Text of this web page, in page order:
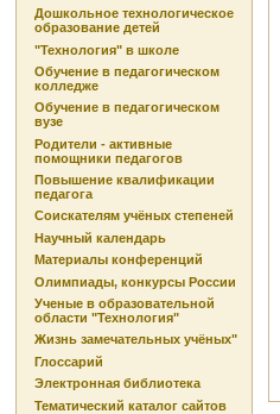
Дошкольное технологическое
образование детей
"Технология" в школе
Обучение в педагогическом
колледже
Обучение в педагогическом
вузе
Родители - активные
помощники педагогов
Повышение квалификации
педагога
Соискателям учёных степеней
Научный календарь
Материалы конференций
Олимпиады, конкурсы России
Ученые в образовательной
области "Технология"
Жизнь замечательных учёных"
Глоссарий
Электронная библиотека
Тематический каталог сайтов